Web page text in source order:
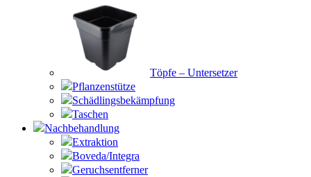
Töpfe – Untersetzer
Pflanzenstütze
Schädlingsbekämpfung
Taschen
Nachbehandlung
Extraktion
Boveda/Integra
Geruchsentferner